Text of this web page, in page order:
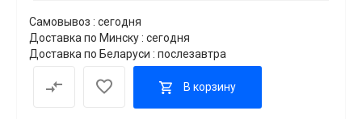
Самовывоз : сегодня
Доставка по Минску : сегодня
Доставка по Беларуси : послезавтра
В корзину